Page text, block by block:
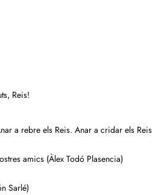
Reis!
a rebre els Reis. Anar a cridar els Reis
amics (Àlex Todó Plasencia)
Sarlé)